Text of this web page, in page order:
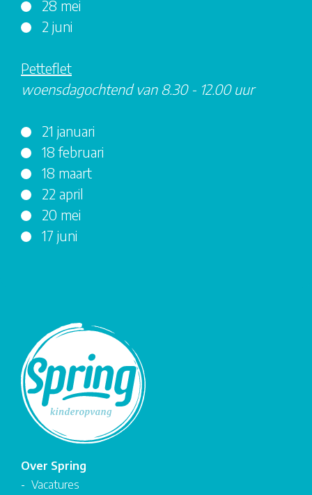
28 mei
2 juni
Petteflet
woensdagochtend van 8.30 - 12.00 uur
21 januari
18 februari
18 maart
22 april
20 mei
17 juni
Over Spring
Vacatures